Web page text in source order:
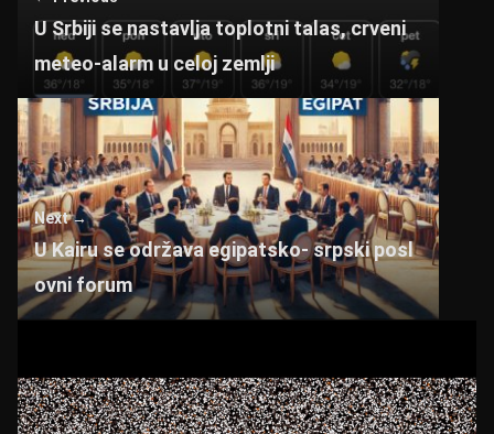
p
o
k
U Srbiji se nastavlja toplotni talas, crveni
meteo-alarm u celoj zemlji
Next →
U Kairu se održava egipatsko- srpski posl
ovni forum